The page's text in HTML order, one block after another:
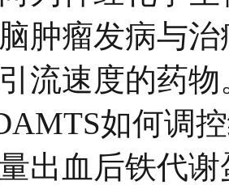
肿瘤发病与
流速度的药
如何调
出血后铁代